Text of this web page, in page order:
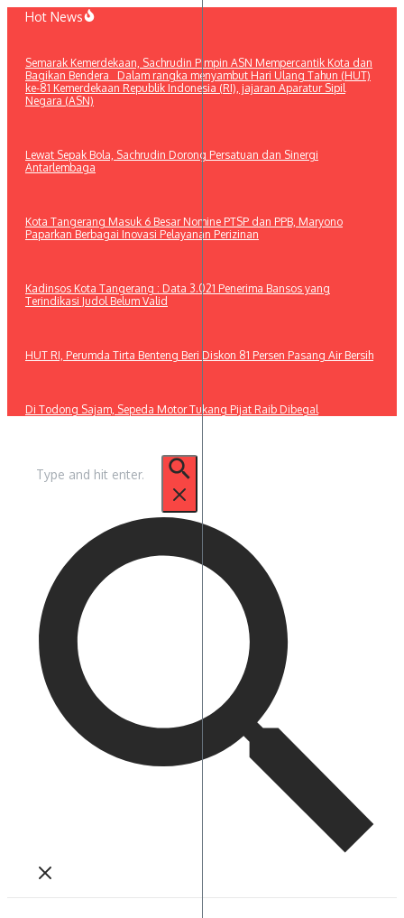
Lewati
Hot News
Semarak Kemerdekaan, Sachrudin Pimpin ASN Mempercantik Kota dan
Bagikan Bendera Dalam rangka menyambut Hari Ulang Tahun (HUT)
ke-81 Kemerdekaan Republik Indonesia (RI), jajaran Aparatur Sipil
Negara (ASN)
Lewat Sepak Bola, Sachrudin Dorong Persatuan dan Sinergi
Antarlembaga
Kota Tangerang Masuk 6 Besar Nomine PTSP dan PPB, Maryono
Paparkan Berbagai Inovasi Pelayanan Perizinan
Kadinsos Kota Tangerang : Data 3.021 Penerima Bansos yang
Terindikasi Judol Belum Valid
HUT RI, Perumda Tirta Benteng Beri Diskon 81 Persen Pasang Air Bersih
Di Todong Sajam, Sepeda Motor Tukang Pijat Raib Dibegal
untuk: